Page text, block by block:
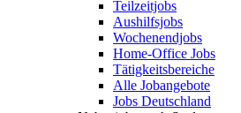
Teilzeitjobs
Aushilfsjobs
Wochenendjobs
Home-Office Jobs
Tätigkeitsbereiche
Alle Jobangebote
Jobs Deutschland